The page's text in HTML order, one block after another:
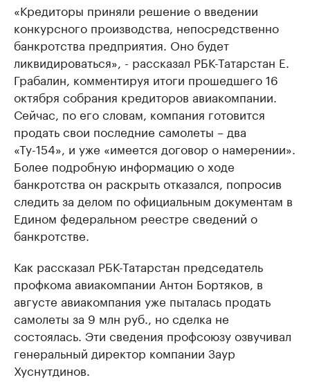
«Кредиторы приняли решение о введении
конкурсного производства, непосредственно
банкротства предприятия. Оно будет
ликвидироваться», - рассказал РБК-Татарстан Е.
Грабалин, комментируя итоги прошедшего 16
октября собрания кредиторов авиакомпании.
Сейчас, по его словам, компания готовится
продать свои последние самолеты – два
«Ту-154», и уже «имеется договор о намерении».
Более подробную информацию о ходе
банкротства он раскрыть отказался, попросив
следить за делом по официальным документам в
Едином федеральном реестре сведений о
банкротстве.
Как рассказал РБК-Татарстан председатель
профкома авиакомпании Антон Бортяков, в
августе авиакомпания уже пыталась продать
самолеты за 9 млн руб., но сделка не
состоялась. Эти сведения профсоюзу озвучивал
генеральный директор компании Заур
Хуснутдинов.